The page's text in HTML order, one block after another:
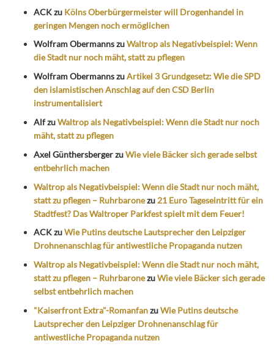
ACKzu Kölns Oberbürgermeister will Drogenhandel in
geringen Mengen noch ermöglichen
Wolfram ObermannszuWaltrop als Negativbeispiel: Wenn
die Stadt nur noch mäht, statt zu pflegen
Wolfram ObermannszuArtikel 3 Grundgesetz: Wie die SPD
den islamistischen Anschlag auf den CSD Berlin
instrumentalisiert
AlfzuWaltrop als Negativbeispiel: Wenn die Stadt nur noch
mäht, statt zu pflegen
Axel GünthersbergerzuWie viele Bäcker sich gerade selbst
entbehrlich machen
Waltrop als Negativbeispiel: Wenn die Stadt nur noch mäht,
statt zu pflegen – Ruhrbaronezu 21 Euro Tageseintritt für ein
Stadtfest? Das Waltroper Parkfest spielt mit dem Feuer!
ACKzuWie Putins deutsche Lautsprecher den Leipziger
Drohnenanschlag für antiwestliche Propaganda nutzen
Waltrop als Negativbeispiel: Wenn die Stadt nur noch mäht,
statt zu pflegen – RuhrbaronezuWie viele Bäcker sich gerade
selbst entbehrlich machen
"Kaiserfront Extra"-RomanfanzuWie Putins deutsche
Lautsprecher den Leipziger Drohnenanschlag für
antiwestliche Propaganda nutzen